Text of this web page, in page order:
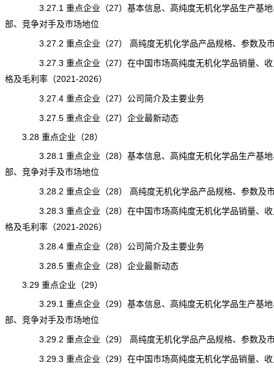
3.27.1 重点企业（27）基本信息、高纯度无机化学品生产基地
部、竞争对手及市场地位
3.27.2 重点企业（27） 高纯度无机化学品产品规格、参数及市
3.27.3 重点企业（27）在中国市场高纯度无机化学品销量、收
格及毛利率（2021-2026）
3.27.4 重点企业（27）公司简介及主要业务
3.27.5 重点企业（27）企业最新动态
3.28 重点企业（28）
3.28.1 重点企业（28）基本信息、高纯度无机化学品生产基地
部、竞争对手及市场地位
3.28.2 重点企业（28） 高纯度无机化学品产品规格、参数及市
3.28.3 重点企业（28）在中国市场高纯度无机化学品销量、收
格及毛利率（2021-2026）
3.28.4 重点企业（28）公司简介及主要业务
3.28.5 重点企业（28）企业最新动态
3.29 重点企业（29）
3.29.1 重点企业（29）基本信息、高纯度无机化学品生产基地
部、竞争对手及市场地位
3.29.2 重点企业（29） 高纯度无机化学品产品规格、参数及市
3.29.3 重点企业（29）在中国市场高纯度无机化学品销量、收